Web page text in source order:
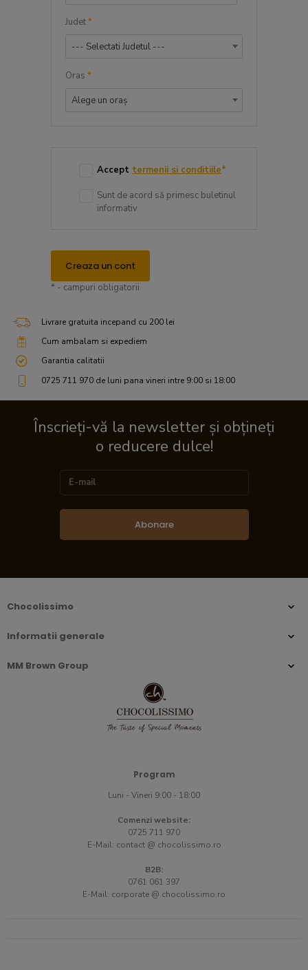
Judet*
--- Selectati Judetul ---
Oras *
Alege un oraș
Accept termenii si conditiile*
Sunt de acord să primesc buletinul
informativ
Creaza un cont
* - campuri obligatorii
Livrare gratuita incepand cu 200 lei
Cum ambalam si expediem
Garantia calitatii
0725 711 970 de luni pana vineri intre 9:00 si 18:00
Înscrieți-vă la newsletter și obțineți
o reducere dulce!
Abonare
Chocolissimo
Informatii generale
MM Brown Group
Program
Luni - Vineri 9:00 - 18:00
Comenzi website:
0725 711 970
E-Mail: contact @ chocolissimo.ro
B2B:
0761 061 397
E-Mail: corporate @ chocolissimo.ro